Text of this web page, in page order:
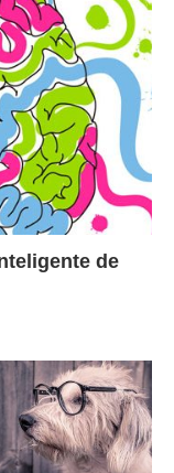
de